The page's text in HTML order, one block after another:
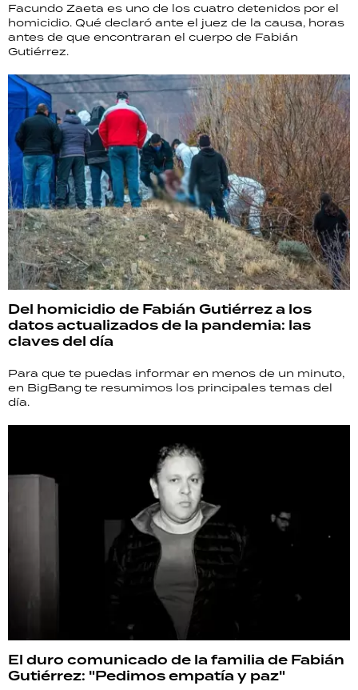
Facundo Zaeta es uno de los cuatro detenidos por el
homicidio. Qué declaró ante el juez de la causa, horas
antes de que encontraran el cuerpo de Fabián
Gutiérrez.
Del homicidio de Fabián Gutiérrez a los
datos actualizados de la pandemia: las
claves del día
Para que te puedas informar en menos de un minuto,
en BigBang te resumimos los principales temas del
día.
El duro comunicado de la familia de Fabián
Gutiérrez: "Pedimos empatía y paz"